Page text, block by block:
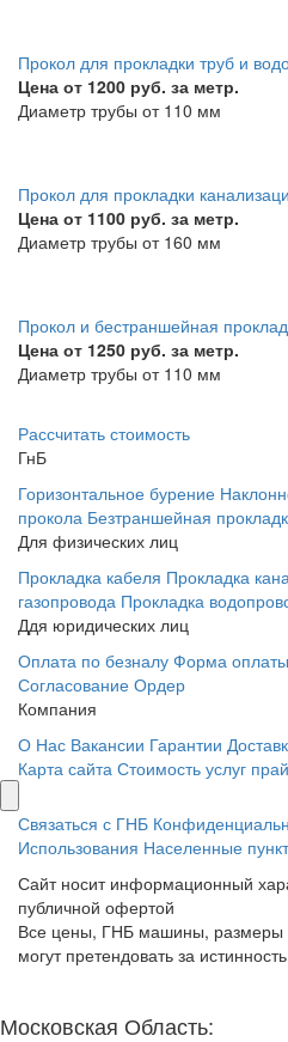
Прокол для прокладки труб и
Цена от 1200 руб. за метр.
Диаметр трубы от 110 мм
Прокол для прокладки
Цена от 1100 руб. за метр.
Диаметр трубы от 160 мм
Прокол и бестраншейная
Цена от 1250 руб. за метр.
Диаметр трубы от 110 мм
Рассчитать стоимость
ГнБ
Горизонтальное бурение
прокола Безтраншейная
Для физических лиц
Прокладка кабеля Прокладка
газопровода Прокладка
Ддя юридических лиц
Оплата по безналу Форма
Согласование Ордер
Компания
О Нас Вакансии Гарантии
Карта сайта Стоимость услуг
Связаться с ГНБ
Использования Населенные
Сайт носит информационный
публичной офертой
Все цены, ГНБ машины, размеры
могут претендовать за истинность
Московская Область: